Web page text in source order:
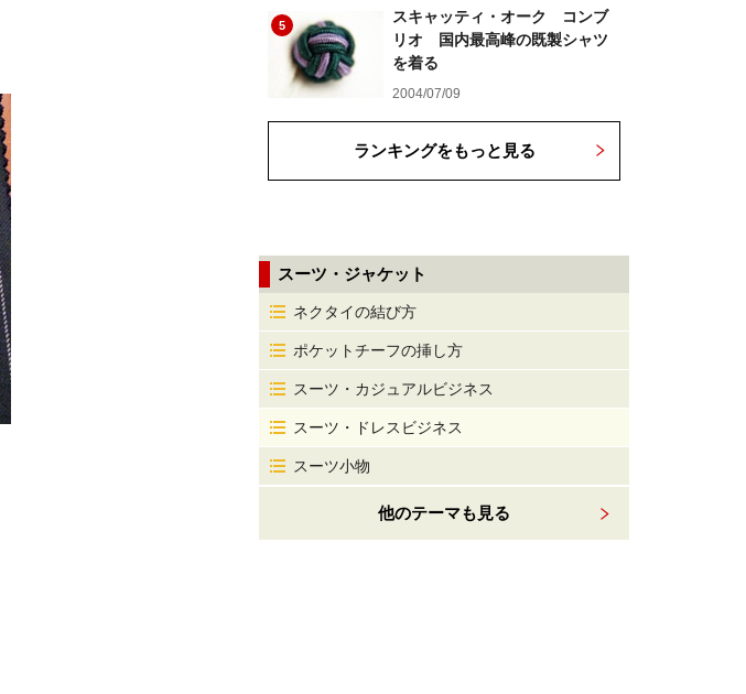
5
スキャッティ・オーク コンブ
リオ 国内最高峰の既製シャツ
を着る
2004/07/09
ランキングをもっと見る
スーツ・ジャケット
ネクタイの結び方
ポケットチーフの挿し方
スーツ・カジュアルビジネス
スーツ・ドレスビジネス
スーツ小物
他のテーマも見る